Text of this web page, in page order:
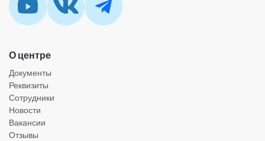
О центре
Документы
Реквизиты
Сотрудники
Новости
Вакансии
Отзывы